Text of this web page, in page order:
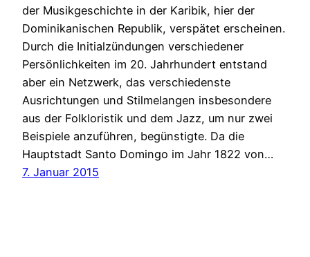
der Musikgeschichte in der Karibik, hier der
Dominikanischen Republik, verspätet erscheinen.
Durch die Initialzündungen verschiedener
Persönlichkeiten im 20. Jahrhundert entstand
aber ein Netzwerk, das verschiedenste
Ausrichtungen und Stilmelangen insbesondere
aus der Folkloristik und dem Jazz, um nur zwei
Beispiele anzuführen, begünstigte. Da die
Hauptstadt Santo Domingo im Jahr 1822 von…
7. Januar 2015